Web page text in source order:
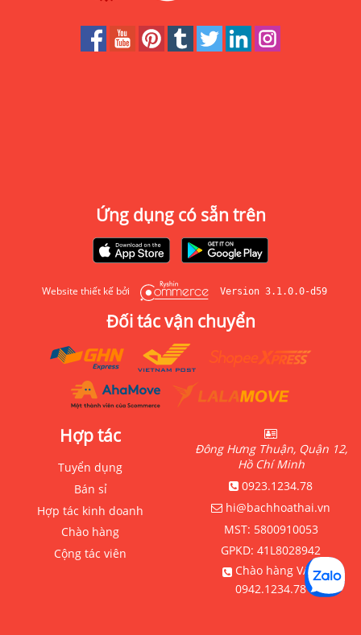
Ứng dụng có sẵn trên
Website thiết kế bởi Version 3.1.0.0-d59
Đối tác vận chuyển
Hợp tác
Tuyển dụng
Bán sỉ
Hợp tác kinh doanh
Chào hàng
Cộng tác viên
Đông Hưng Thuận, Quận 12,
Hồ Chí Minh
0923.1234.78
hi@bachhoathai.vn
MST: 5800910053
GPKD: 41L8028942
Chào hàng VAT:
0942.1234.78